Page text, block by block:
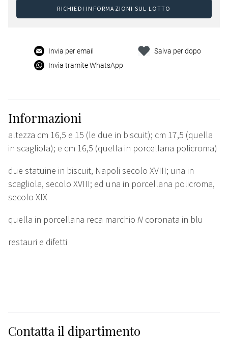
RICHIEDI INFORMAZIONI SUL LOTTO
Invia per email
Invia tramite WhatsApp
Salva per dopo
Informazioni
altezza cm 16,5 e 15 (le due in biscuit); cm 17,5 (quella
in scagliola); e cm 16,5 (quella in porcellana policroma)
due statuine in biscuit, Napoli secolo XVIII; una in
scagliola, secolo XVIII; ed una in porcellana policroma,
secolo XIX
quella in porcellana reca marchio N coronata in blu
restauri e difetti
Contatta il dipartimento